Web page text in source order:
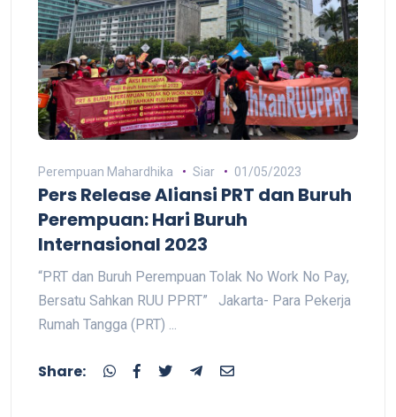
Perempuan Mahardhika Siar 01/05/2023
Pers Release Aliansi PRT dan Buruh
Perempuan: Hari Buruh
Internasional 2023
“PRT dan Buruh Perempuan Tolak No Work No Pay,
Bersatu Sahkan RUU PPRT” Jakarta- Para Pekerja
Rumah Tangga (PRT) ...
Share: